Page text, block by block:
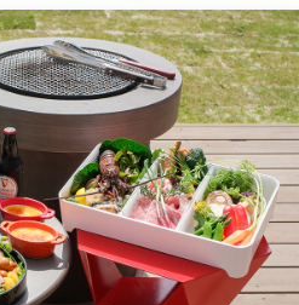
ひと
まち・スポット